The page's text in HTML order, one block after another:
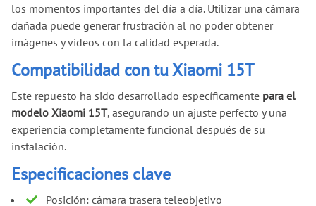
los momentos importantes del día a día. Utilizar una cámara
dañada puede generar frustración al no poder obtener
imágenes y videos con la calidad esperada.
Compatibilidad con tu Xiaomi 15T
Este repuesto ha sido desarrollado específicamente para el
modelo Xiaomi 15T, asegurando un ajuste perfecto y una
experiencia completamente funcional después de su
instalación.
Especificaciones clave
Posición: cámara trasera teleobjetivo